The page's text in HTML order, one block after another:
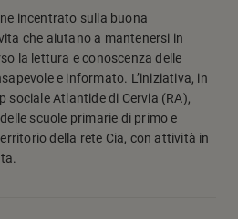
incentrato sulla buona
che aiutano a mantenersi in
la lettura e conoscenza delle
e informato. L’iniziativa, in
sociale Atlantide di Cervia (RA),
scuole primarie di primo e
della rete Cia, con attività in